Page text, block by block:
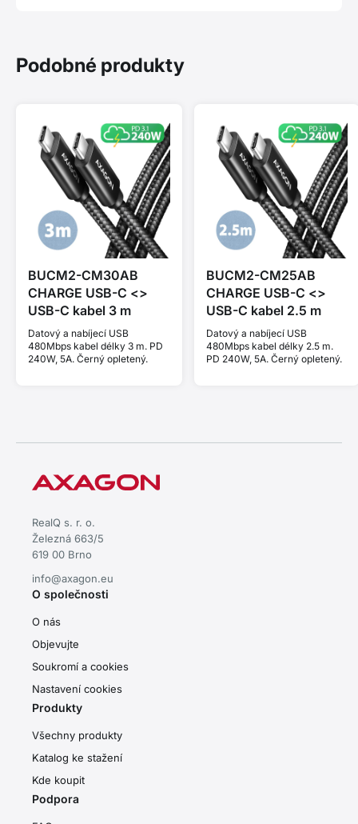
Podobné produkty
BUCM2-CM30AB
CHARGE USB-C <>
USB-C kabel 3 m
Datový a nabíjecí USB
480Mbps kabel délky 3 m. PD
240W, 5A. Černý opletený.
BUCM2-CM25AB
CHARGE USB-C <>
USB-C kabel 2.5 m
Datový a nabíjecí USB
480Mbps kabel délky 2.5 m.
PD 240W, 5A. Černý opletený.
RealQ s. r. o.
Železná 663/5
619 00 Brno
info@axagon.eu
O společnosti
O nás
Objevujte
Soukromí a cookies
Nastavení cookies
Produkty
Všechny produkty
Katalog ke stažení
Kde koupit
Podpora